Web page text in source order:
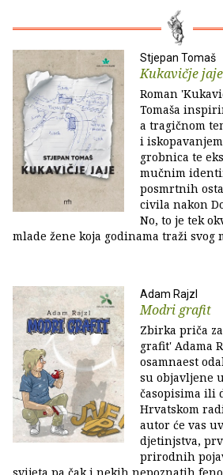
Stjepan Tomaš
Kukavičje jaje
Roman
Tomaša
a tragičnom
i
grobnica te
mučnim
posmrtnih
civila nakon
No, to je tek
mlade žene koja godinama traži svog
Adam Rajzl
Modri grafit
Zbirka priča
grafit' Adama
osamnaest
su objavljene
časopisima ili
Hrvatskom
autor će vas
djetinjstva,
prirodnih